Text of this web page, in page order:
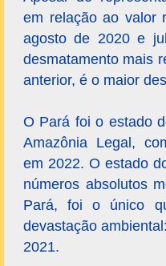
em relação ao valor
agosto de 2020 e
desmatamento mais
anterior, é o maior
O Pará foi o estado
Amazônia Legal,
em 2022. O estado
números absolutos
Pará, foi o único
devastação
2021.